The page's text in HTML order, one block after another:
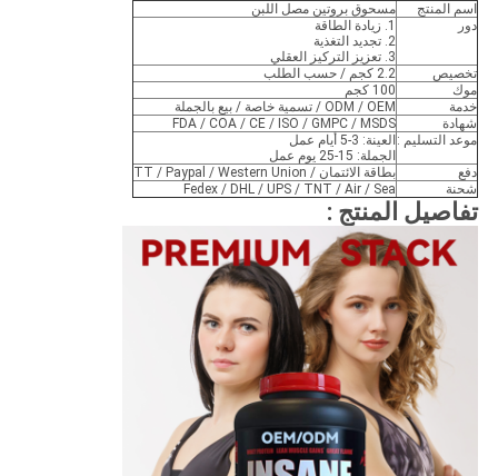
اسم المنتج
مسحوق بروتين مصل اللبن
دور
1. زيادة الطاقة
2. تجديد التغذية
3. تعزيز التركيز العقلي
تخصيص
2.2 كجم / حسب الطلب
موك
100 كجم
خدمة
ODM / OEM / تسمية خاصة / بيع بالجملة
شهادة
FDA / COA / CE / ISO / GMPC / MSDS
موعد التسليم : العينة: 3-5 أيام عمل
الجملة: 15-25 يوم عمل
دفع
بطاقة الائتمان / TT / Paypal / Western Union
شحنة
Fedex / DHL / UPS / TNT / Air / Sea
تفاصيل المنتج :